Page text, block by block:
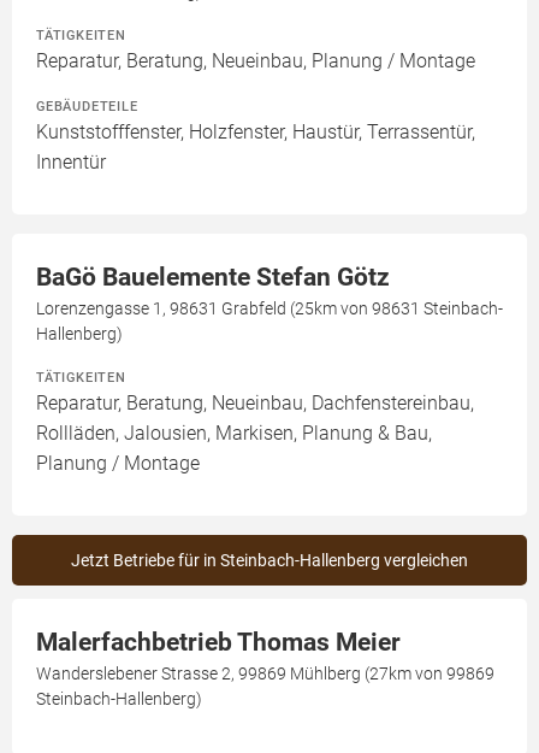
TÄTIGKEITEN
Reparatur, Beratung, Neueinbau, Planung / Montage
GEBÄUDETEILE
Kunststofffenster, Holzfenster, Haustür, Terrassentür,
Innentür
BaGö Bauelemente Stefan Götz
Lorenzengasse 1, 98631 Grabfeld (25km von 98631 Steinbach-
Hallenberg)
TÄTIGKEITEN
Reparatur, Beratung, Neueinbau, Dachfenstereinbau,
Rollläden, Jalousien, Markisen, Planung & Bau,
Planung / Montage
Jetzt Betriebe für in Steinbach-Hallenberg vergleichen
Malerfachbetrieb Thomas Meier
Wanderslebener Strasse 2, 99869 Mühlberg (27km von 99869
Steinbach-Hallenberg)